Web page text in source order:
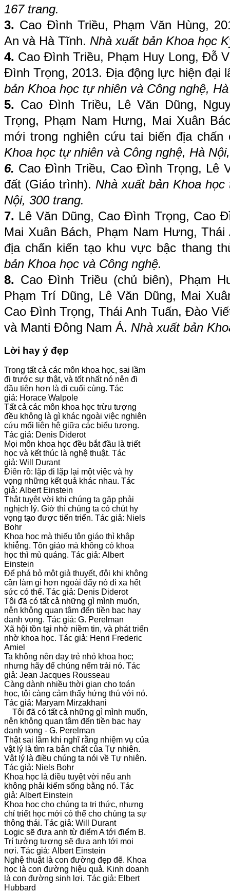
167 trang.
3. Cao Đình Triều, Phạm Văn Hùng,
An và Hà Tĩnh. Nhà xuất bản Khoa học
4. Cao Đình Triều, Phạm Huy Long, Đỗ
Đình Trọng, 2013. Địa động lực hiện đại
bản Khoa học tự nhiên và Công nghệ,
5. Cao Đình Triều, Lê Văn Dũng,
Trọng, Phạm Nam Hưng, Mai Xuân
mới trong nghiên cứu tai biến địa
Khoa học tự nhiên và Công nghệ, Hà
6. Cao Đình Triều, Cao Đình Trọng, Lê
đất (Giáo trình). Nhà xuất bản Khoa
Nội, 300 trang.
7. Lê Văn Dũng, Cao Đình Trọng, Cao
Mai Xuân Bách, Phạm Nam Hưng, Thái
địa chấn kiến tạo khu vực bậc thang
bản Khoa học và Công nghệ.
8. Cao Đình Triều (chủ biên), Phạm
Phạm Trí Dũng, Lê Văn Dũng, Mai
Cao Đình Trọng, Thái Anh Tuấn, Đào
và Manti Đông Nam Á. Nhà xuất bản
Lời hay ý đẹp
Trong tất cả các môn khoa học, sai lầm
đi trước sự thật, và tốt nhất nó nên đi
đầu tiên hơn là đi cuối cùng. Tác
giả: Horace Walpole
Tất cả các môn khoa học trừu tượng
đều không là gì khác ngoài việc nghiên
cứu mối liên hệ giữa các biểu tượng.
Tác giả: Denis Diderot
Mọi môn khoa học đều bắt đầu là triết
học và kết thúc là nghệ thuật. Tác
giả: Will Durant
Điên rồ: lặp đi lặp lại một việc và hy
vọng những kết quả khác nhau. Tác
giả: Albert Einstein
Thật tuyệt vời khi chúng ta gặp phải
nghịch lý. Giờ thì chúng ta có chút hy
vọng tạo được tiến triển. Tác giả: Niels
Bohr
Khoa học mà thiếu tôn giáo thì khập
khiễng. Tôn giáo mà không có khoa
học thì mù quáng. Tác giả: Albert
Einstein
Để phá bỏ một giả thuyết, đôi khi không
cần làm gì hơn ngoài đẩy nó đi xa hết
sức có thể. Tác giả: Denis Diderot
Tôi đã có tất cả những gì mình muốn,
nên không quan tâm đến tiền bạc hay
danh vọng. Tác giả: G. Perelman
Xã hội tồn tại nhờ niềm tin, và phát triển
nhờ khoa học. Tác giả: Henri Frederic
Amiel
Ta không nên dạy trẻ nhỏ khoa học;
nhưng hãy để chúng nếm trải nó. Tác
giả: Jean Jacques Rousseau
Càng dành nhiều thời gian cho toán
học, tôi càng cảm thấy hứng thú với nó.
Tác giả: Maryam Mirzakhani
Tôi đã có tất cả những gì mình muốn,
nên không quan tâm đến tiền bạc hay
danh vọng - G. Perelman
Thật sai lầm khi nghĩ rằng nhiệm vụ của
vật lý là tìm ra bản chất của Tự nhiên.
Vật lý là điều chúng ta nói về Tự nhiên.
Tác giả: Niels Bohr
Khoa học là điều tuyệt vời nếu anh
không phải kiếm sống bằng nó. Tác
giả: Albert Einstein
Khoa học cho chúng ta tri thức, nhưng
chỉ triết học mới có thể cho chúng ta sự
thông thái. Tác giả: Will Durant
Logic sẽ đưa anh từ điểm A tới điểm B.
Trí tưởng tượng sẽ đưa anh tới mọi
nơi. Tác giả: Albert Einstein
Nghệ thuật là con đường đẹp đẽ. Khoa
học là con đường hiệu quả. Kinh doanh
là con đường sinh lợi. Tác giả: Elbert
Hubbard